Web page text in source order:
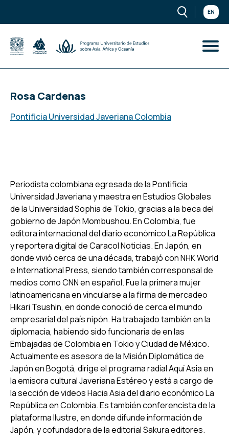
EN
Rosa Cardenas
Pontificia Universidad Javeriana Colombia
Periodista colombiana egresada de la Pontificia
Universidad Javeriana y maestra en Estudios Globales
de la Universidad Sophia de Tokio, gracias a la beca del
gobierno de JapónMombushou. En Colombia, fue
editora internacional del diario económico La República
y reportera digital de Caracol Noticias. En Japón, en
donde vivió cerca de una década, trabajó conNHK World
eInternational Press, siendo también corresponsal de
medios como CNN en español. Fue la primera mujer
latinoamericana en vincularse a la firma de mercadeo
Hikari Tsushin, en donde conoció de cerca el mundo
empresarial del país nipón. Ha trabajado también en la
diplomacia, habiendo sido funcionaria de en las
Embajadas de Colombia en Tokio y Ciudad de México.
Actualmente es asesora de la Misión Diplomática de
Japón en Bogotá, dirige el programa radial Aquí Asia en
la emisora cultural Javeriana Estéreo y está a cargo de
la sección de videos Hacia Asia del diario económico La
República en Colombia. Es también conferencista de la
plataforma Ilustre, en donde difunde información de
Japón, y cofundadora de la editorial Sakura editores.